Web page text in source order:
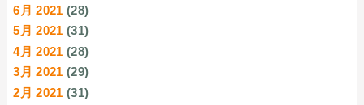
6月 2021 (28)
5月 2021 (31)
4月 2021 (28)
3月 2021 (29)
2月 2021 (31)